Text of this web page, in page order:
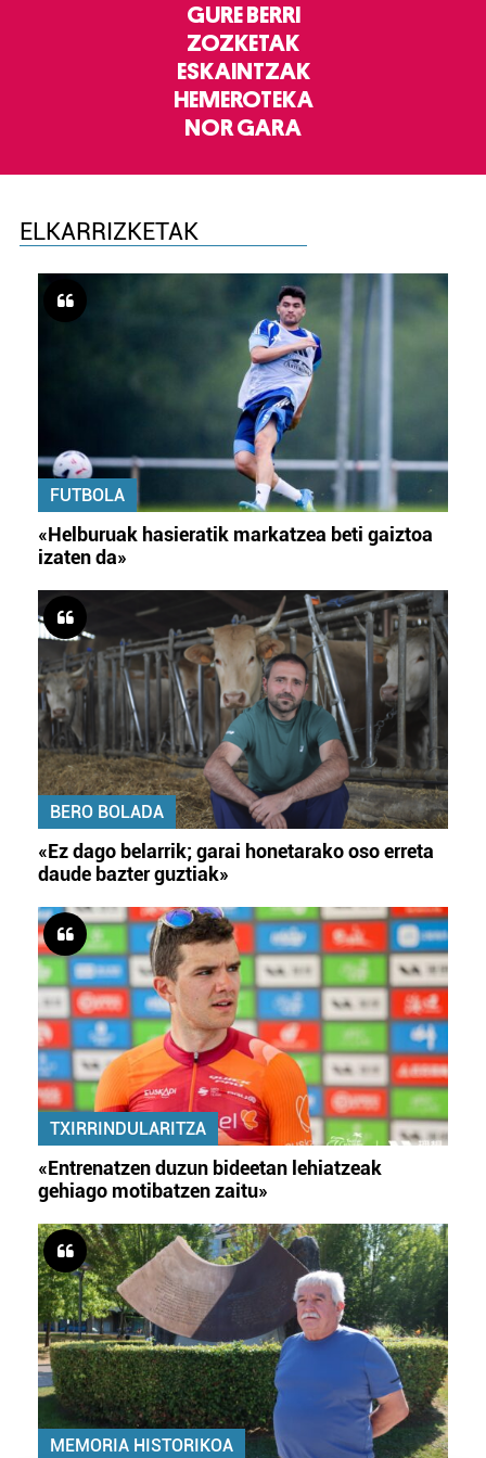
GURE BERRI
ZOZKETAK
ESKAINTZAK
HEMEROTEKA
NOR GARA
ELKARRIZKETAK
FUTBOLA
«Helburuak hasieratik markatzea beti gaiztoa
izaten da»
BERO BOLADA
«Ez dago belarrik; garai honetarako oso erreta
daude bazter guztiak»
TXIRRINDULARITZA
«Entrenatzen duzun bideetan lehiatzeak
gehiago motibatzen zaitu»
MEMORIA HISTORIKOA